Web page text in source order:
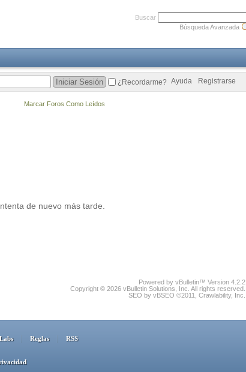
de nuevo más tarde.
Powered by vBulletin™ Version 4.2.2
Copyright © 2026 vBulletin Solutions, Inc. All rights reserved.
SEO by vBSEO ©2011, Crawlability, Inc.
Labs Reglas RSS
Buscar
Búsqueda Avanzada
Registrarse
Ayuda
¿Recordarme?
Marcar Foros Como Leídos